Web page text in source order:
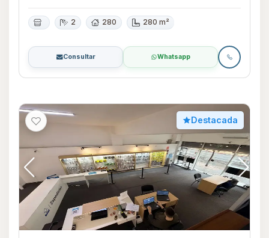
2 280 280 m²
Consultar Whatsapp
Destacada